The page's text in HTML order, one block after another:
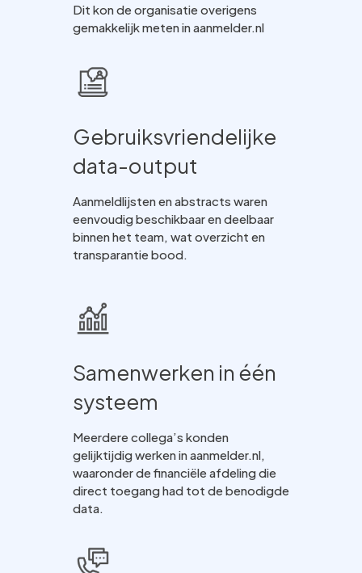
Dit kon de organisatie overigens
gemakkelijk meten in aanmelder.nl
Gebruiksvriendelijke
data-output
Aanmeldlijsten en abstracts waren
eenvoudig beschikbaar en deelbaar
binnen het team, wat overzicht en
transparantie bood.
Samenwerken in één
systeem
Meerdere collega’s konden
gelijktijdig werken in aanmelder.nl,
waaronder de financiële afdeling die
direct toegang had tot de benodigde
data.